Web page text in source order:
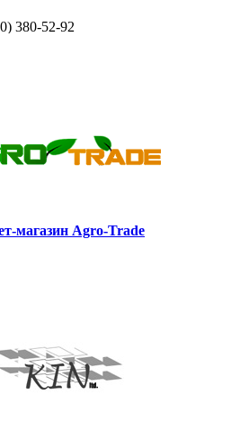
380-52-92
магазин Agro-Trade